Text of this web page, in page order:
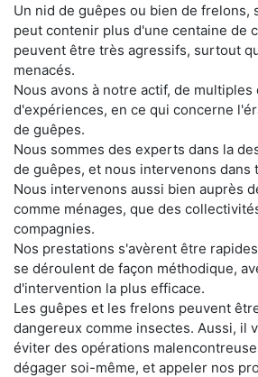
Un nid de guêpes ou bien de frelons,
peut contenir plus d'une centaine de
peuvent être très agressifs, surtout
menacés.
Nous avons à notre actif, de multiples
d'expériences, en ce qui concerne
de guêpes.
Nous sommes des experts dans la
de guêpes, et nous intervenons dans
Nous intervenons aussi bien auprès
comme ménages, que des
compagnies.
Nos prestations s'avèrent être
se déroulent de façon méthodique,
d'intervention la plus efficace.
Les guêpes et les frelons peuvent
dangereux comme insectes. Aussi, il
éviter des opérations
dégager soi-même, et appeler nos